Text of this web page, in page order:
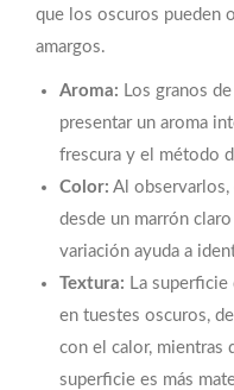
que los oscuros pueden
amargos.
Aroma: Los granos
presentar un aroma
frescura y el método
Color: Al observarlos,
desde un marrón
variación ayuda a
Textura: La
en tuestes oscuros,
con el calor, mientras
superficie es más